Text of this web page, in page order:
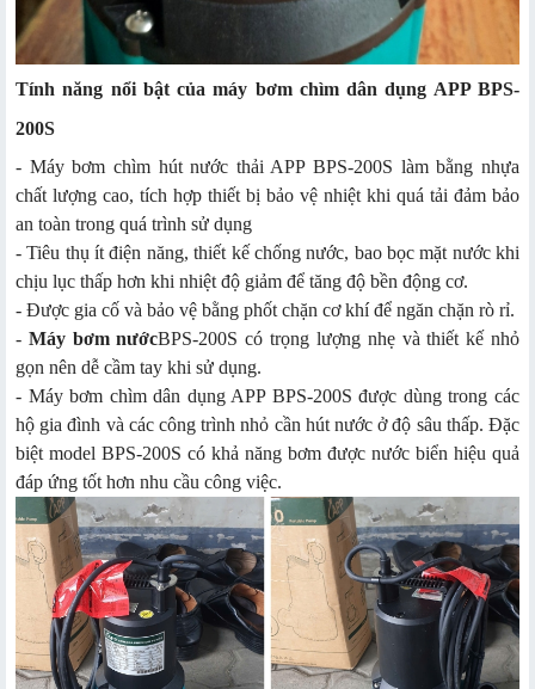
Tính năng nổi bật của máy bơm chìm dân dụng APP BPS-
200S
- Máy bơm chìm hút nước thải APP BPS-200S làm bằng nhựa
chất lượng cao, tích hợp thiết bị bảo vệ nhiệt khi quá tải đảm bảo
an toàn trong quá trình sử dụng
- Tiêu thụ ít điện năng, thiết kế chống nước, bao bọc mặt nước khi
chịu lục thấp hơn khi nhiệt độ giảm để tăng độ bền động cơ.
- Được gia cố và bảo vệ bằng phốt chặn cơ khí để ngăn chặn rò rỉ.
- Máy bơm nướcBPS-200S có trọng lượng nhẹ và thiết kế nhỏ
gọn nên dễ cầm tay khi sử dụng.
- Máy bơm chìm dân dụng APP BPS-200S được dùng trong các
hộ gia đình và các công trình nhỏ cần hút nước ở độ sâu thấp. Đặc
biệt model BPS-200S có khả năng bơm được nước biển hiệu quả
đáp ứng tốt hơn nhu cầu công việc.